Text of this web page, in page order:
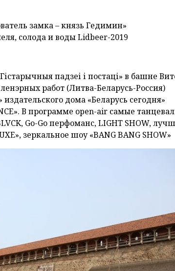
замка – князь Гедимин»
солода и воды Lidbeer-2019
падзеі і постаці» в башне
работ (Литва-Беларусь-Россия)
дома «Беларусь сегодня»
В программе open-air самые
Go-Go перфоманс, LIGHT SHOW,
зеркальное шоу «BANG BANG SHOW»